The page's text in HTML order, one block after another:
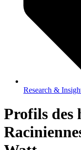
Research &
Profils des